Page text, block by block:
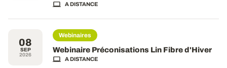
A DISTANCE
08
SEP
2026
Webinaires
Webinaire Préconisations Lin Fibre d'Hiver
A DISTANCE